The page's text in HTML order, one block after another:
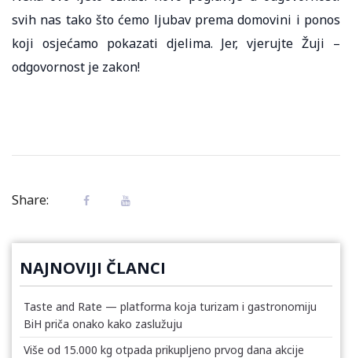
svih nas tako što ćemo ljubav prema domovini i ponos
koji osjećamo pokazati djelima. Jer, vjerujte Žuji –
odgovornost je zakon!
Share:
NAJNOVIJI ČLANCI
Taste and Rate — platforma koja turizam i gastronomiju
BiH priča onako kako zaslužuju
Više od 15.000 kg otpada prikupljeno prvog dana akcije